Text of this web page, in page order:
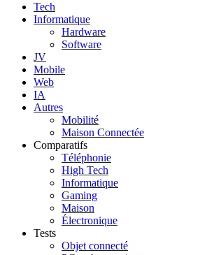
Tech
Informatique
Hardware
Software
JV
Mobile
Web
IA
Autres
Mobilité
Maison Connectée
Comparatifs
Téléphonie
High Tech
Informatique
Gaming
Maison
Électronique
Tests
Objet connecté